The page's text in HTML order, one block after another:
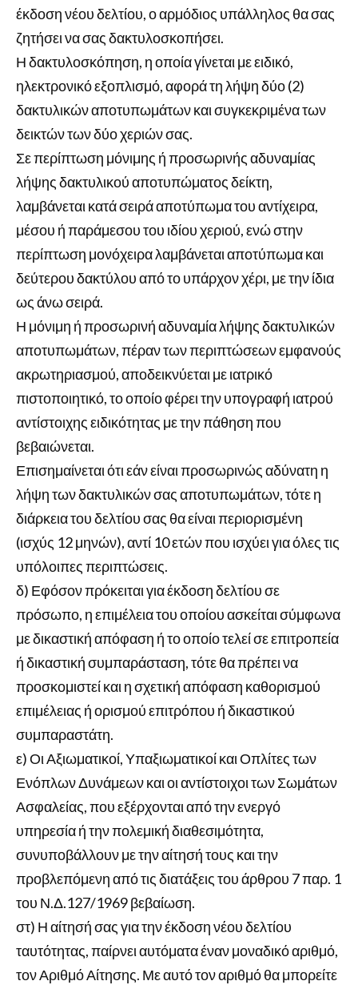
έκδοση νέου δελτίου, ο αρμόδιος υπάλληλος θα σας
ζητήσει να σας δακτυλοσκοπήσει.
Η δακτυλοσκόπηση, η οποία γίνεται με ειδικό,
ηλεκτρονικό εξοπλισμό, αφορά τη λήψη δύο (2)
δακτυλικών αποτυπωμάτων και συγκεκριμένα των
δεικτών των δύο χεριών σας.
Σε περίπτωση μόνιμης ή προσωρινής αδυναμίας
λήψης δακτυλικού αποτυπώματος δείκτη,
λαμβάνεται κατά σειρά αποτύπωμα του αντίχειρα,
μέσου ή παράμεσου του ιδίου χεριού, ενώ στην
περίπτωση μονόχειρα λαμβάνεται αποτύπωμα και
δεύτερου δακτύλου από το υπάρχον χέρι, με την ίδια
ως άνω σειρά.
Η μόνιμη ή προσωρινή αδυναμία λήψης δακτυλικών
αποτυπωμάτων, πέραν των περιπτώσεων εμφανούς
ακρωτηριασμού, αποδεικνύεται με ιατρικό
πιστοποιητικό, το οποίο φέρει την υπογραφή ιατρού
αντίστοιχης ειδικότητας με την πάθηση που
βεβαιώνεται.
Επισημαίνεται ότι εάν είναι προσωρινώς αδύνατη η
λήψη των δακτυλικών σας αποτυπωμάτων, τότε η
διάρκεια του δελτίου σας θα είναι περιορισμένη
(ισχύς 12 μηνών), αντί 10 ετών που ισχύει για όλες τις
υπόλοιπες περιπτώσεις.
δ) Εφόσον πρόκειται για έκδοση δελτίου σε
πρόσωπο, η επιμέλεια του οποίου ασκείται σύμφωνα
με δικαστική απόφαση ή το οποίο τελεί σε επιτροπεία
ή δικαστική συμπαράσταση, τότε θα πρέπει να
προσκομιστεί και η σχετική απόφαση καθορισμού
επιμέλειας ή ορισμού επιτρόπου ή δικαστικού
συμπαραστάτη.
ε) Οι Αξιωματικοί, Υπαξιωματικοί και Οπλίτες των
Ενόπλων Δυνάμεων και οι αντίστοιχοι των Σωμάτων
Ασφαλείας, που εξέρχονται από την ενεργό
υπηρεσία ή την πολεμική διαθεσιμότητα,
συνυποβάλλουν με την αίτησή τους και την
προβλεπόμενη από τις διατάξεις του άρθρου 7 παρ. 1
του Ν.Δ.127/1969 βεβαίωση.
στ) Η αίτησή σας για την έκδοση νέου δελτίου
ταυτότητας, παίρνει αυτόματα έναν μοναδικό αριθμό,
τον Αριθμό Αίτησης. Με αυτό τον αριθμό θα μπορείτε